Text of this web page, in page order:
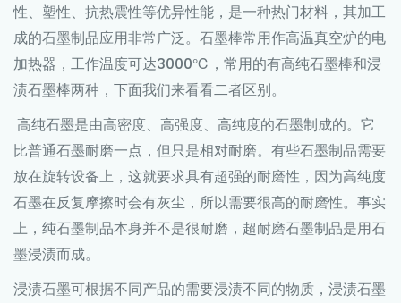
性、塑性、抗热震性等优异性能，是一种热门材料，其加工
成的石墨制品应用非常广泛。 石墨棒常用作高温真空炉的电
加热器，工作温度可达3000℃，常用的有高纯石墨棒和浸
渍石墨棒两种，下面我们来看看二者区别。
高纯石墨是由高密度、高强度、高纯度的石墨制成的。它
比普通石墨耐磨一点，但只是相对耐磨。有些石墨制品需要
放在旋转设备上，这就要求具有超强的耐磨性，因为高纯度
石墨在反复摩擦时会有灰尘，所以需要很高的耐磨性。事实
上，纯石墨制品本身并不是很耐磨，超耐磨石墨制品是用石
墨浸渍而成。
浸渍石墨可根据不同产品的需要浸渍不同的物质，浸渍石墨